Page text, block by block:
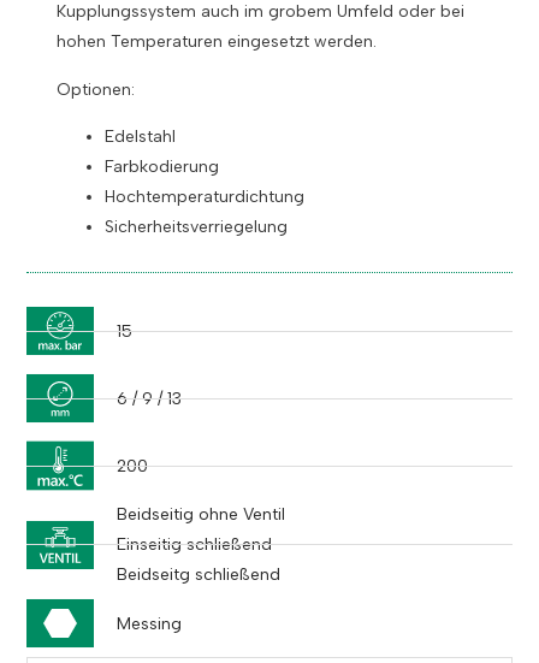
Kupplungssystem auch im grobem Umfeld oder bei
hohen Temperaturen eingesetzt werden.
Optionen:
Edelstahl
Farbkodierung
Hochtemperaturdichtung
Sicherheitsverriegelung
15
6 / 9 / 13
200
Beidseitig ohne Ventil
Einseitig schließend
Beidseitg schließend
Messing